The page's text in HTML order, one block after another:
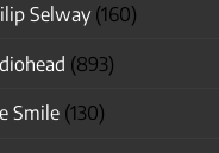
Selway(160)
(893)
Smile(130)